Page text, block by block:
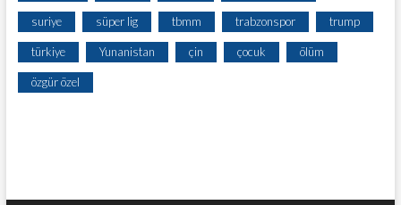
suriye süper lig tbmm trabzonspor trump
türkiye Yunanistan çin çocuk ölüm
özgür özel